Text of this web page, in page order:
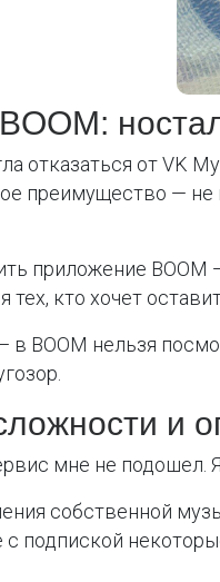
отказаться от VK
преимущество —
приложение
тех, кто хочет
BOOM нельзя
и
мне не подошел.
собственной
с подпиской